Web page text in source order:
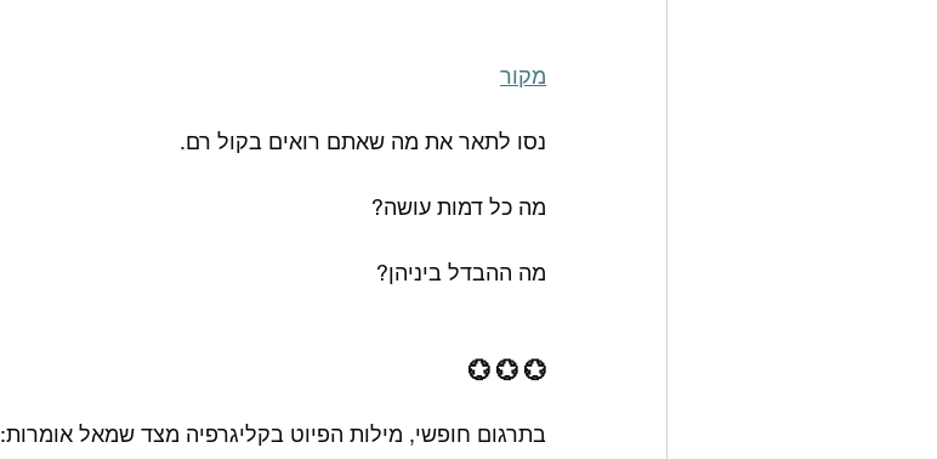
מקור
נסו לתאר את מה שאתם רואים בקול רם.
מה כל דמות עושה?
מה ההבדל ביניהן?
💮 💮 💮
בתרגום חופשי, מילות הפיוט בקליגרפיה מצד שמאל אומרות: